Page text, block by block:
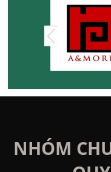
NHÓM